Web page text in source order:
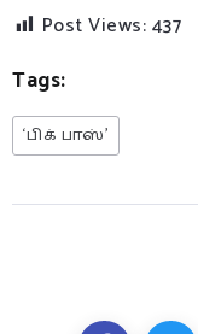
Post Views:437
Tags:
‘பிக் பாஸ்’